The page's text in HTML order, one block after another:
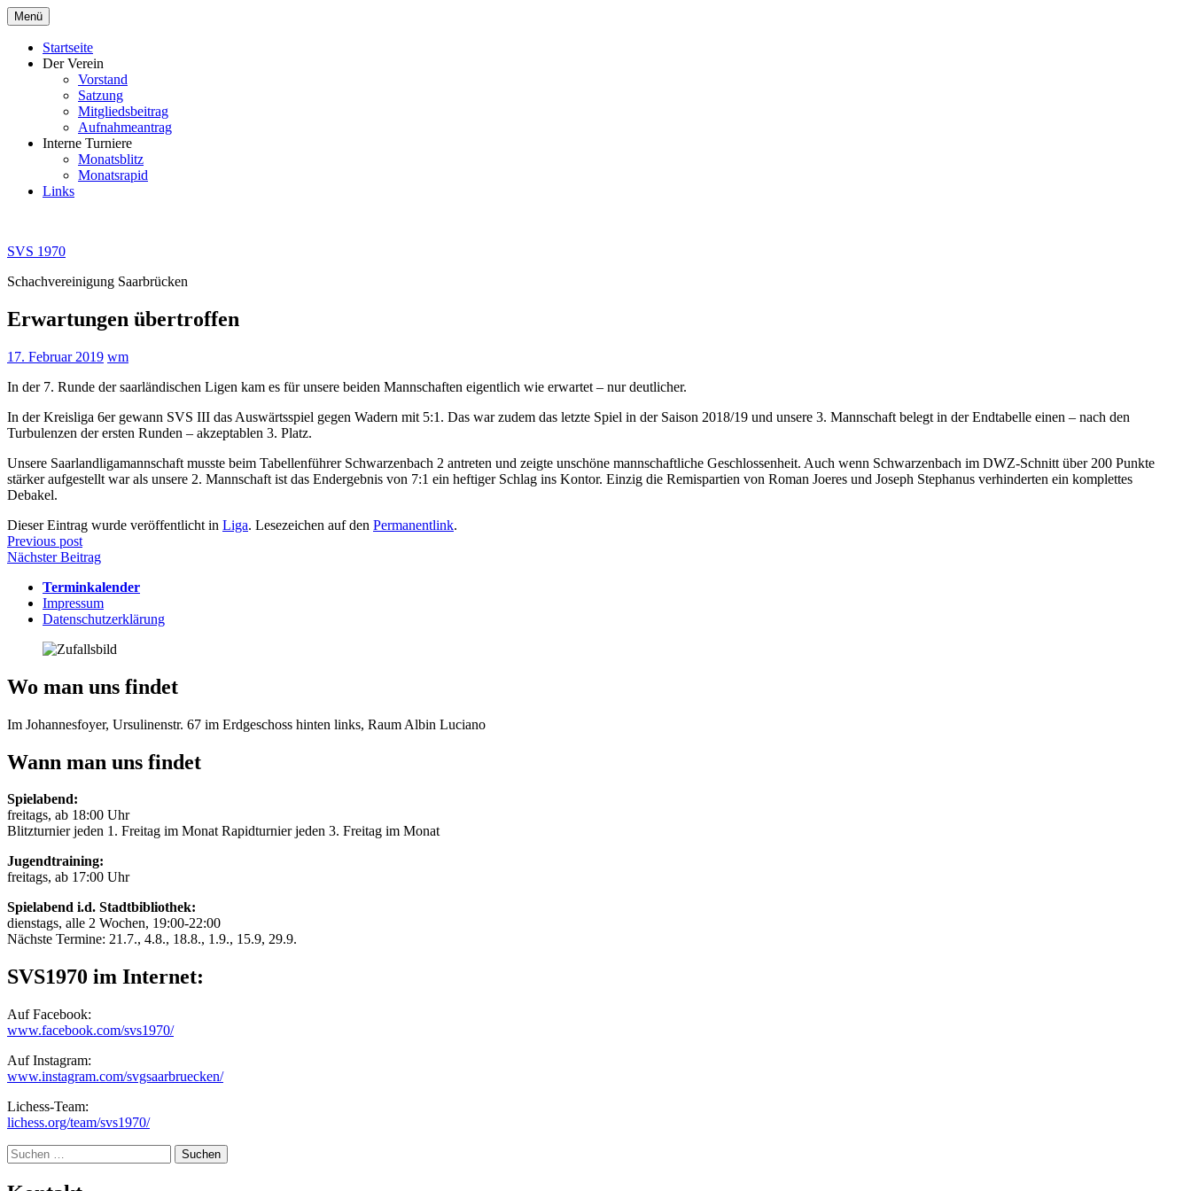
Zum
Inhalt
springen
Menü
Startseite
Der Verein
Vorstand
Satzung
Mitgliedsbeitrag
Aufnahmeantrag
Interne Turniere
Monatsblitz
Monatsrapid
Links
SVS 1970
Schachvereinigung Saarbrücken
Erwartungen übertroffen
17. Februar 2019 wm
In der 7. Runde der saarländischen Ligen kam es für unsere beiden Mannschaften eigentlich wie erwartet – nur deutlicher.
In der Kreisliga 6er gewann SVS III das Auswärtsspiel gegen Wadern mit 5:1. Das war zudem das letzte Spiel in der Saison 2018/19 und unsere 3. Mannschaft belegt in der Endtabelle einen – nach den
Turbulenzen der ersten Runden – akzeptablen 3. Platz.
Unsere Saarlandligamannschaft musste beim Tabellenführer Schwarzenbach 2 antreten und zeigte unschöne mannschaftliche Geschlossenheit. Auch wenn Schwarzenbach im DWZ-Schnitt über 200 Punkte
stärker aufgestellt war als unsere 2. Mannschaft ist das Endergebnis von 7:1 ein heftiger Schlag ins Kontor. Einzig die Remispartien von Roman Joeres und Joseph Stephanus verhinderten ein komplettes
Debakel.
Dieser Eintrag wurde veröffentlicht in Liga. Lesezeichen auf den Permanentlink.
Beitragsnavigation
Previous post
Nächster Beitrag
Terminkalender
Impressum
Datenschutzerklärung
Wo man uns findet
Im Johannesfoyer, Ursulinenstr. 67 im Erdgeschoss hinten links, Raum Albin Luciano
Wann man uns findet
Spielabend:
freitags, ab 18:00 Uhr
Blitzturnier jeden 1. Freitag im Monat Rapidturnier jeden 3. Freitag im Monat
Jugendtraining:
freitags, ab 17:00 Uhr
Spielabend i.d. Stadtbibliothek:
dienstags, alle 2 Wochen, 19:00-22:00
Nächste Termine: 21.7., 4.8., 18.8., 1.9., 15.9, 29.9.
SVS1970 im Internet:
Auf Facebook:
www.facebook.com/svs1970/
Auf Instagram:
www.instagram.com/svgsaarbruecken/
Lichess-Team:
lichess.org/team/svs1970/
Suche